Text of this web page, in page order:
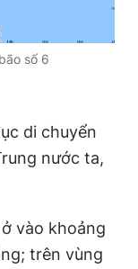
Chính sách bảo
24.3.2020
thuận bằng văn
số 6
di chuyển
nước ta,
vào khoảng
trên vùng